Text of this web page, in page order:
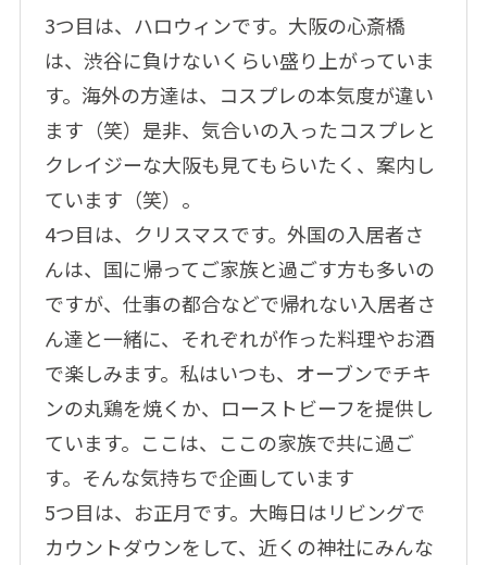
3つ目は、ハロウィンです。大阪の心斎橋
は、渋谷に負けないくらい盛り上がっていま
す。海外の方達は、コスプレの本気度が違い
ます（笑）是非、気合いの入ったコスプレと
クレイジーな大阪も見てもらいたく、案内し
ています（笑）。
4つ目は、クリスマスです。外国の入居者さ
んは、国に帰ってご家族と過ごす方も多いの
ですが、仕事の都合などで帰れない入居者さ
ん達と一緒に、それぞれが作った料理やお酒
で楽しみます。私はいつも、オーブンでチキ
ンの丸鶏を焼くか、ローストビーフを提供し
ています。ここは、ここの家族で共に過ご
す。そんな気持ちで企画しています
5つ目は、お正月です。大晦日はリビングで
カウントダウンをして、近くの神社にみんな